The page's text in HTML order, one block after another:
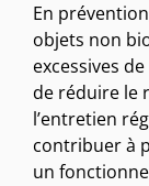
En
objets non
excessives
de réduire le
l’entretien
contribuer à
un